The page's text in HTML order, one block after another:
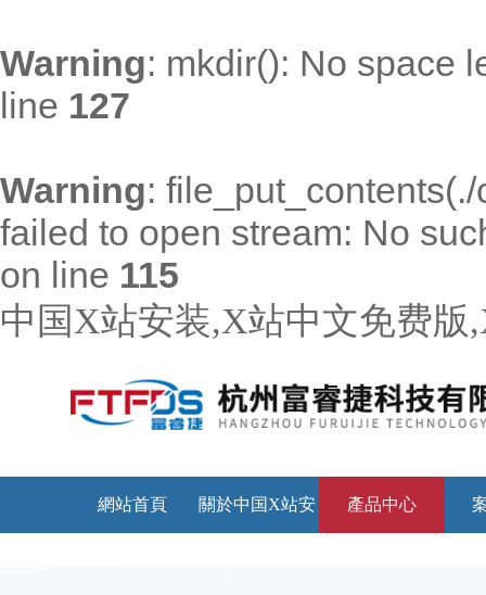
Warning: mkdir(): No space
line 127
Warning:
failed to open stream: No
on line 115
中国X站安装,X站中文免费
網站首頁 關於中国X站安 產品中心